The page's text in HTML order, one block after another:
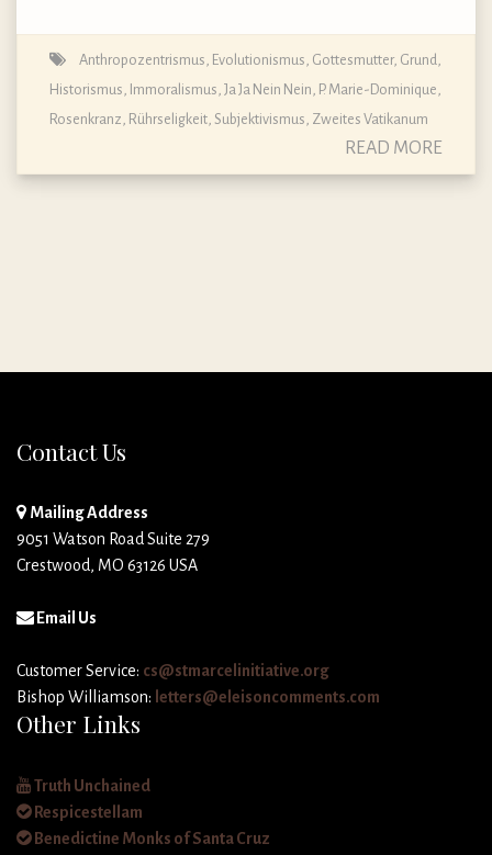
Anthropozentrismus Evolutionismus Gottesmutter, Grund
Historismus
Immoralismus Ja Ja Nein Nein P. Marie-Dominique
Rosenkranz Rührseligkeit Subjektivismus Zweites Vatikanum
READ MORE
Contact Us
Mailing Address
9051 Watson Road Suite 279
Crestwood, MO 63126 USA
Email Us
Customer Service: cs@stmarcelinitiative.org
Bishop Williamson: letters@eleisoncomments.com
Other Links
Truth Unchained
Respicestellam
Benedictine Monks of Santa Cruz